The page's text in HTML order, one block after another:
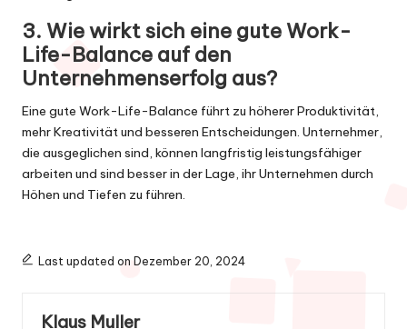
3. Wie wirkt sich eine gute Work-
Life-Balance auf den
Unternehmenserfolg aus?
Eine gute Work-Life-Balance führt zu höherer Produktivität,
mehr Kreativität und besseren Entscheidungen. Unternehmer,
die ausgeglichen sind, können langfristig leistungsfähiger
arbeiten und sind besser in der Lage, ihr Unternehmen durch
Höhen und Tiefen zu führen.
Last updated on Dezember 20, 2024
Klaus Muller